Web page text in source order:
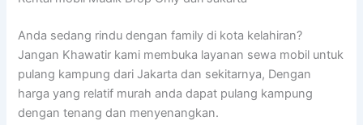
Anda sedang rindu dengan family di kota kelahiran?
Jangan Khawatir kami membuka layanan sewa mobil untuk
pulang kampung dari Jakarta dan sekitarnya, Dengan
harga yang relatif murah anda dapat pulang kampung
dengan tenang dan menyenangkan.